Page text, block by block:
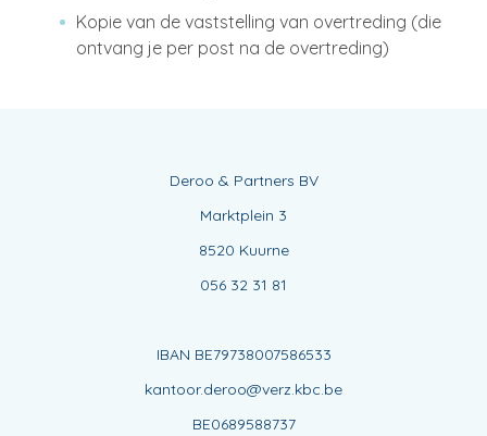
Kopie van de vaststelling van overtreding (die
ontvang je per post na de overtreding)
Deroo & Partners BV
Marktplein 3
8520 Kuurne
056 32 31 81
IBAN BE79738007586533
kantoor.deroo@verz.kbc.be
BE0689588737